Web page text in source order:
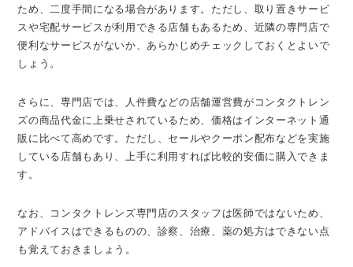
ため、二度手間になる場合があります。ただし、取り置きサービ
スや宅配サービスが利用できる店舗もあるため、近隣の専門店で
便利なサービスがないか、あらかじめチェックしておくとよいで
しょう。
さらに、専門店では、人件費などの店舗運営費がコンタクトレン
ズの商品代金に上乗せされているため、価格はインターネット通
販に比べて高めです。ただし、セールやクーポン配布などを実施
している店舗もあり、上手に利用すれば比較的安価に購入できま
す。
なお、コンタクトレンズ専門店のスタッフは医師ではないため、
アドバイスはできるものの、診察、治療、薬の処方はできない点
も覚えておきましょう。